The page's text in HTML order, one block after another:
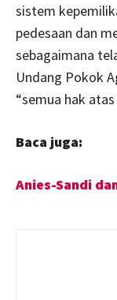
sistem
pedesaan dan
sebagaimana
Undang Pokok
“semua hak
Baca juga:
Anies-Sandi